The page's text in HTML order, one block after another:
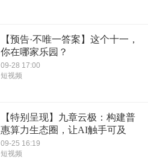
【预告·不唯一答案】这个十一，
你在哪家乐园？
09-28 17:00
短视频
【特别呈现】九章云极：构建普
惠算力生态圈，让AI触手可及
09-25 16:19
短视频